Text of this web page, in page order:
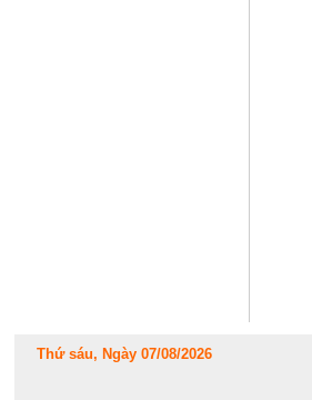
Thứ sáu, Ngày 07/08/2026